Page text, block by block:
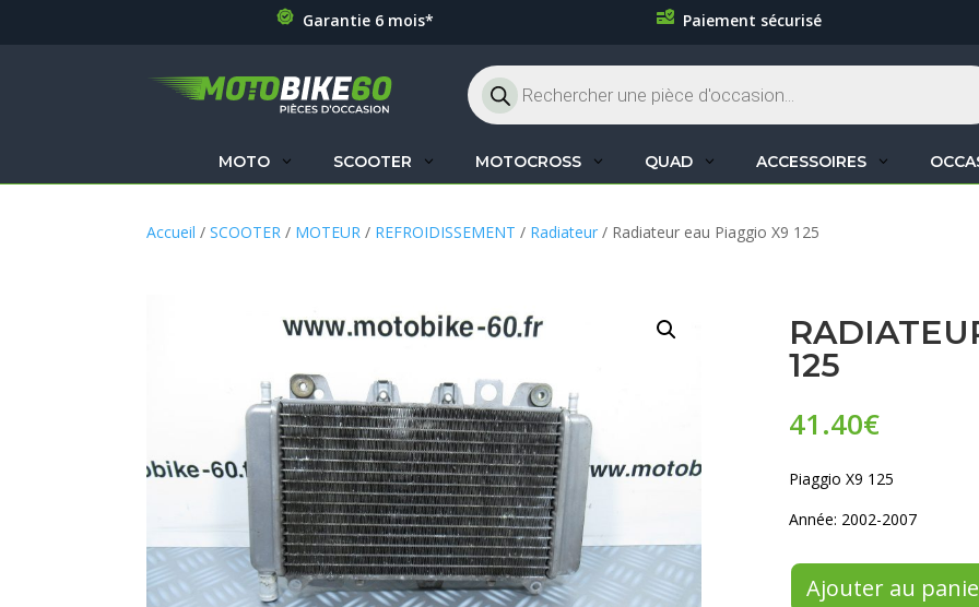
Garantie 6 mois* Paiement sécurisé
Recherche
de
produits
MOTO SCOOTER MOTOCROSS QUAD ACCESSOIRES
Accueil /SCOOTER / MOTEUR / REFROIDISSEMENT / Radiateur / Radiateur eau Piaggio X9 125
125
41.40€
Piaggio X9 125
Année: 2002-2007
Ajouter au